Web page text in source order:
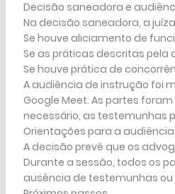
Decisão saneadora e
Na decisão saneadora, a
Se houve aliciamento de
Se as práticas descritas
Se houve prática de
A audiência de instrução foi
Google Meet. As partes
necessário, as testemunhas
Orientações para a audiência
A decisão prevê que os
Durante a sessão, todos os
ausência de testemunhas